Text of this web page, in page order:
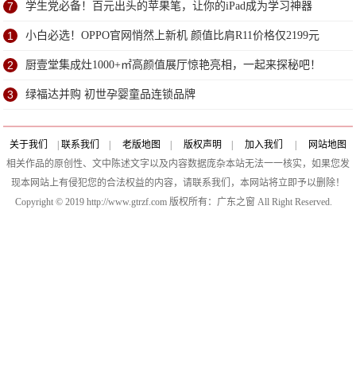
机吧
7 学生党必备！百元出头的苹果笔，让你的iPad成为学习神器
1 小白必选！OPPO官网悄然上新机 颜值比肩R11价格仅2199元
2 厨壹堂集成灶1000+㎡高颜值展厅惊艳亮相，一起来探秘吧！
3 绿福达并购 初世孕婴童品连锁品牌
关于我们 联系我们 老版地图 版权声明 加入我们
网站地图
相关作品的原创性、文中陈述文字以及内容数据庞杂本站无法一一核实，如果您发
现本网站上有侵犯您的合法权益的内容，请联系我们，本网站将立即予以删除！
Copyright © 2019 http://www.gtrzf.com 版权所有：广东之窗 All Right Reserved.